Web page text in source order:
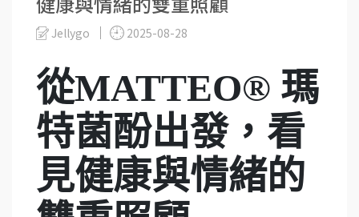
Jellygo 2025-08-28
從MATTEO® 瑪
特菌酚出發，看
見健康與情緒的